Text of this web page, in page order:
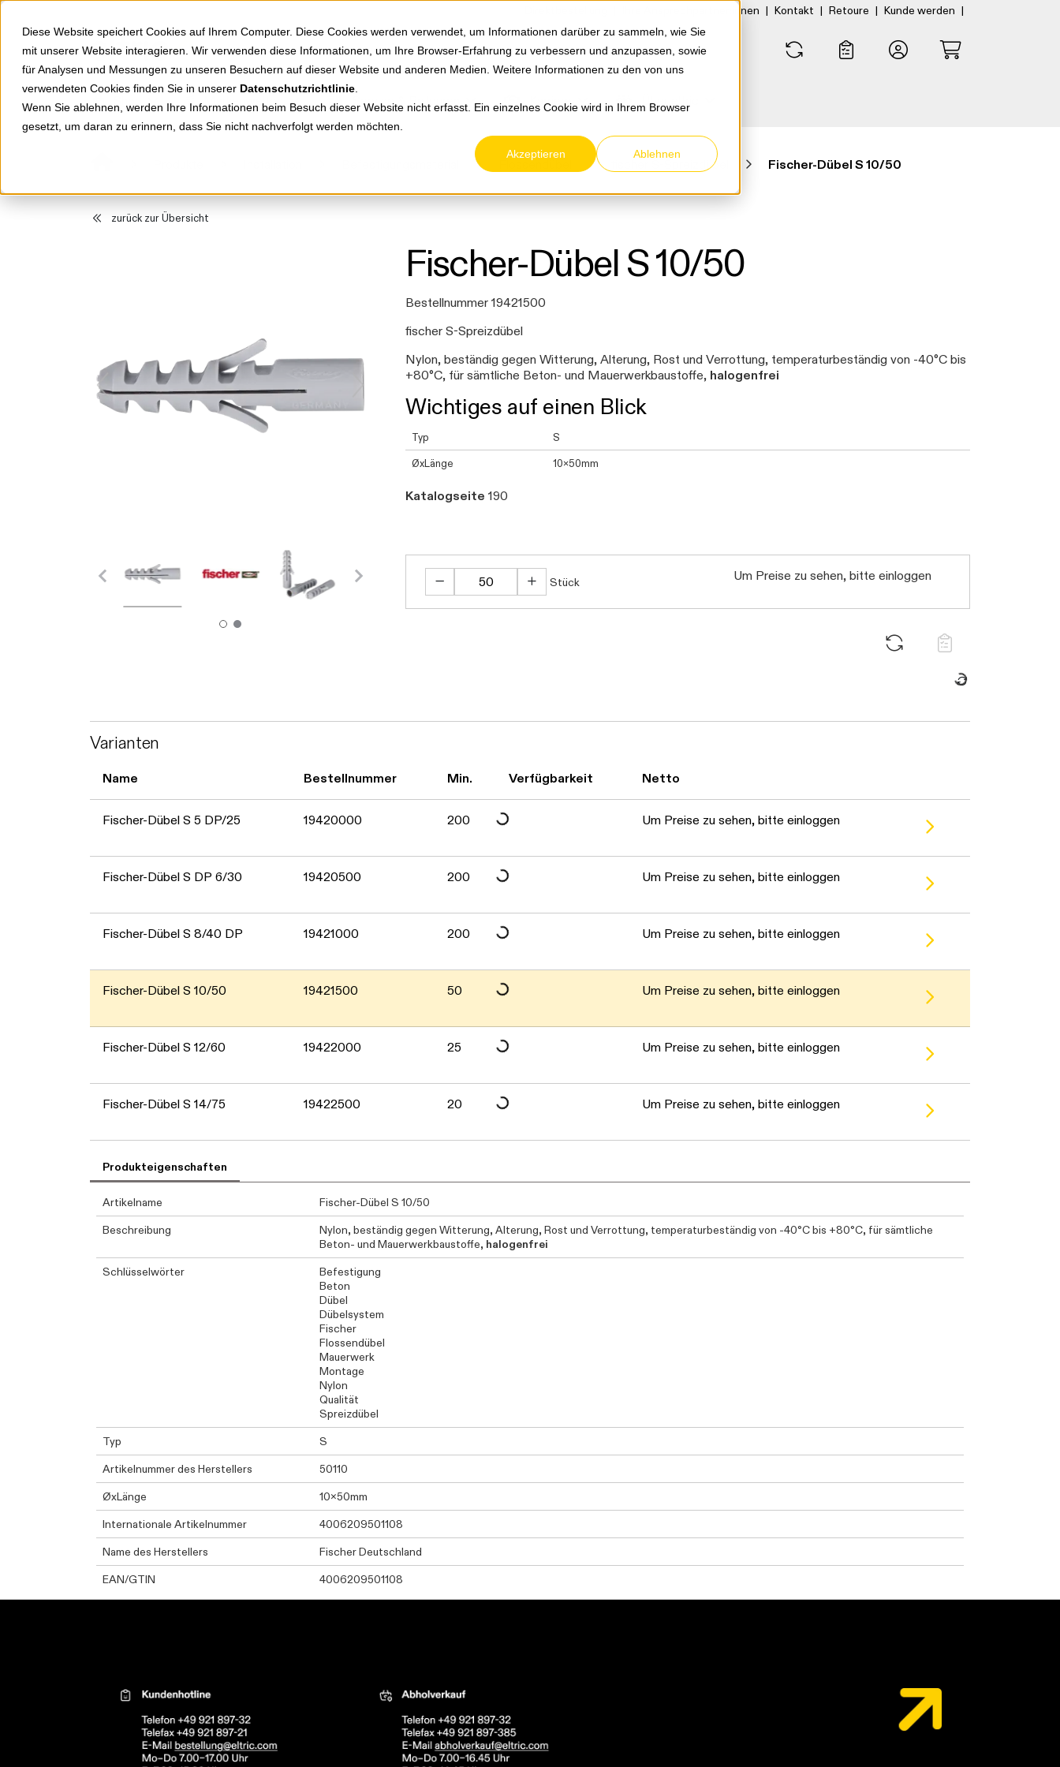
Diese Website speichert Cookies auf Ihrem Computer. Diese Cookies werden verwendet, um Informationen darüber zu sammeln, wie Sie
mit unserer Website interagieren. Wir verwenden diese Informationen, um Ihre Browser-Erfahrung zu verbessern und anzupassen, sowie
für Analysen und Messungen zu unseren Besuchern auf dieser Website und anderen Medien. Weitere Informationen zu den von uns
verwendeten Cookies finden Sie in unserer Datenschutzrichtlinie
Wenn Sie ablehnen, werden Ihre Informationen beim Besuch dieser Website nicht erfasst. Ein einzelnes Cookie wird in Ihrem Browser
gesetzt, um daran zu erinnern, dass Sie nicht nachverfolgt werden möchten.
Akzeptieren Ablehnen
Springe zu Hauptinhalt Ihre Ansprechpartner:innen | Kontakt | Retoure | Kunde werden |
Markenwelten Service & Retouren Karriere Über eltric
Flossendübel fischer S-Spreizdübel Fischer-Dübel S 10/50
zurück zur Übersicht
Fischer-Dübel S 10/50
Bestellnummer 19421500
fischer S-Spreizdübel
Nylon, beständig gegen Witterung, Alterung, Rost und Verrottung, temperaturbeständig von -40°C bis
+80°C, für sämtliche Beton- und Mauerwerkbaustoffe, halogenfrei
Wichtiges auf einen Blick
Typ S
ØxLänge 10x50mm
Katalogseite 190
Stück Um Preise zu sehen, bitte einloggen
Daten werden geladen. Bitte warten...
Varianten
Name Bestellnummer Min. Verfügbarkeit Netto
Fischer-Dübel S 5 DP/25 19420000 200Daten werden geladen. Bitte warten... Um Preise zu sehen, bitte einloggen
Fischer-Dübel S DP 6/30 19420500 200Daten werden geladen. Bitte warten... Um Preise zu sehen, bitte einloggen
Fischer-Dübel S 8/40 DP 19421000 200Daten werden geladen. Bitte warten... Um Preise zu sehen, bitte einloggen
Fischer-Dübel S 10/50 19421500 50Daten werden geladen. Bitte warten... Um Preise zu sehen, bitte einloggen
Fischer-Dübel S 12/60 19422000 25Daten werden geladen. Bitte warten... Um Preise zu sehen, bitte einloggen
Fischer-Dübel S 14/75 19422500 20Daten werden geladen. Bitte warten... Um Preise zu sehen, bitte einloggen
Produkteigenschaften
Artikelname
Fischer-Dübel S 10/50
Beschreibung
Nylon, beständig gegen Witterung, Alterung, Rost und Verrottung, temperaturbeständig von -40°C bis +80°C, für sämtliche
Beton- und Mauerwerkbaustoffe, halogenfrei
Schlüsselwörter
Befestigung
Beton
Dübel
Dübelsystem
Fischer
Flossendübel
Mauerwerk
Montage
Nylon
Qualität
Spreizdübel
Typ
S
Artikelnummer des Herstellers
50110
ØxLänge
10x50mm
Internationale Artikelnummer
4006209501108
Name des Herstellers
Fischer Deutschland
EAN/GTIN
4006209501108